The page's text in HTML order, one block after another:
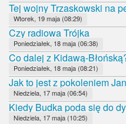
Tej wojny Trzaskowski na
Wtorek, 19 maja (08:29)
Czy radiowa Trójka
Poniedziałek, 18 maja (06:38)
Co dalej z Kidawą-
Poniedziałek, 18 maja (08:21)
Jak to jest z pokoleniem
Niedziela, 17 maja (06:54)
Kiedy Budka poda się do
Niedziela, 17 maja (10:25)